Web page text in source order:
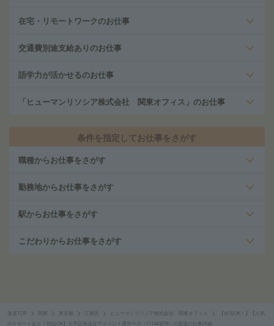
在宅・リモートワークのお仕事
交通費別途支給ありのお仕事
語学力が活かせるのお仕事
「ヒューマンリソシア株式会社 関東オフィス」のお仕事
条件を指定してお仕事をさがす
職種からお仕事をさがす
勤務地からお仕事をさがす
駅からお仕事をさがす
こだわりからお仕事をさがす
派遣TOP 東京都 江東区 ヒューマンリソシア株式会社 関東オフィス
【在宅OK！】【人気
のリモートあり！時短OK】大手証券会社でイベント運営サポ（111443278）の派遣の仕事詳細